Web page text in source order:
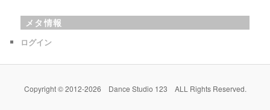
メタ情報
ログイン
Copyright © 2012-2026 Dance Studio 123 ALL Rights Reserved.